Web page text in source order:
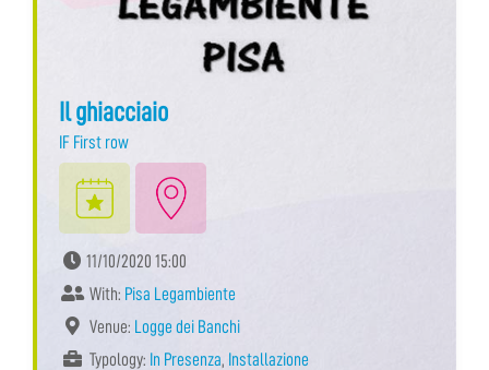
Il ghiacciaio
IF First row
11/10/2020 15:00
With: Pisa Legambiente
Venue: Logge dei Banchi
Typology: In Presenza, Installazione